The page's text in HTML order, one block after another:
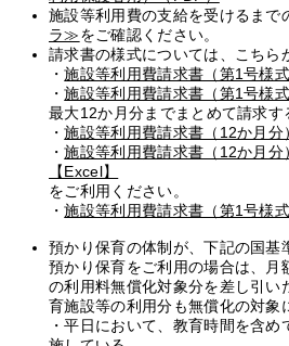
施設等利用費の支給を受けるまで
ラ≫をご確認ください。
請求書の様式については、こちら
・施設等利用費請求書（第1号様式
・施設等利用費請求書（第1号様式
最大12か月分までまとめて請求す
・施設等利用費請求書（12か月分
・施設等利用費請求書（12か月分
【Excel】
をご利用ください。
・施設等利用費請求書（第1号様式
預かり保育の体制が、下記の国基
預かり保育をご利用の場合は、月
の利用料無償化対象分を差し引い
育施設等の利用分も無償化の対象
・平日において、教育時間を含